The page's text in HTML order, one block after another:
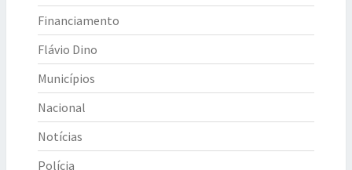
Financiamento
Flávio Dino
Municípios
Nacional
Notícias
Polícia